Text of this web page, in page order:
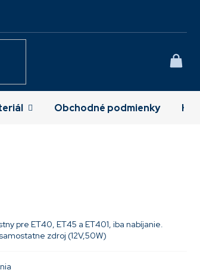
Obchodné podmienky
pre ET40, ET45 a ET401, iba nabíjanie.
zdroj (12V,50W)